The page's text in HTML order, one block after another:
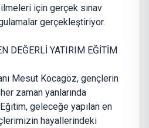
için gerçek sınav
gerçekleştiriyor.
DEĞERLİ YATIRIM EĞİTİM
Mesut Kocagöz, gençlerin
zaman yanlarında
geleceğe yapılan en
hayallerindeki